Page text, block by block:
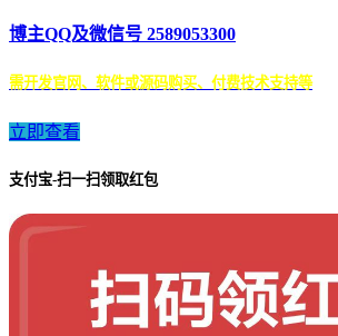
博主QQ及微信号 2589053300
需开发官网、软件或源码购买、付费技术支持等
立即查看
支付宝-扫一扫领取红包